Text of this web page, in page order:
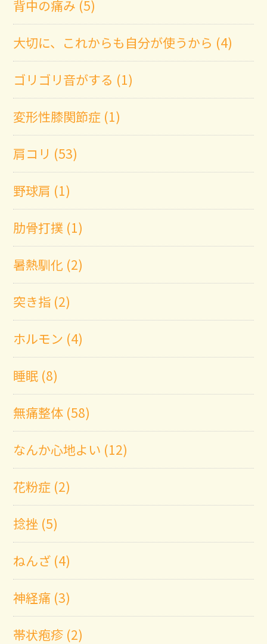
背中の痛み (5)
大切に、これからも自分が使うから (4)
ゴリゴリ音がする (1)
変形性膝関節症 (1)
肩コリ (53)
野球肩 (1)
肋骨打撲 (1)
暑熱馴化 (2)
突き指 (2)
ホルモン (4)
睡眠 (8)
無痛整体 (58)
なんか心地よい (12)
花粉症 (2)
捻挫 (5)
ねんざ (4)
神経痛 (3)
帯状疱疹 (2)